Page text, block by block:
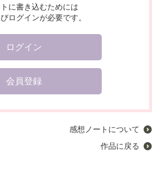
に書き込むためには
ログインが必要です。
ログイン
会員登録
感想ノートについて
作品に戻る